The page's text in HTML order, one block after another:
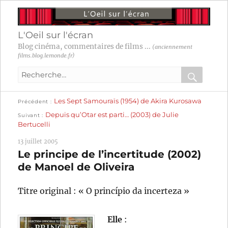
L'Oeil sur l'écran
Blog cinéma, commentaires de films ... (anciennement
films.blog.lemonde.fr)
Recherche
:
OK
Navigation
de
l’article
Précédent
précédente :
Les Sept Samouraïs (1954) de Akira Kurosawa
Suivant
suivante :
Depuis qu’Otar est parti… (2003) de Julie
Bertucelli
13 juillet 2005
Le principe de l’incertitude (2002)
de Manoel de Oliveira
Titre original : « O princípio da incerteza »
Elle :